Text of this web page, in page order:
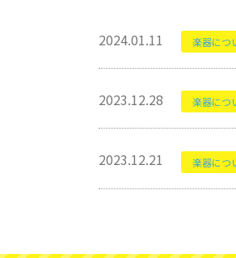
2024.01.11 楽器につ
2023.12.28 楽器につ
2023.12.21 楽器につ